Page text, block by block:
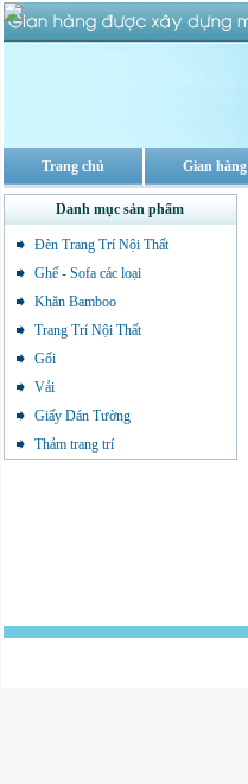
Trang chủ Gian hàng
Danh mục sản phẩm
Đèn Trang Trí Nội Thất
Ghế - Sofa các loại
Khăn Bamboo
Trang Trí Nội Thất
Gối
Vải
Giấy Dán Tường
Thảm trang trí